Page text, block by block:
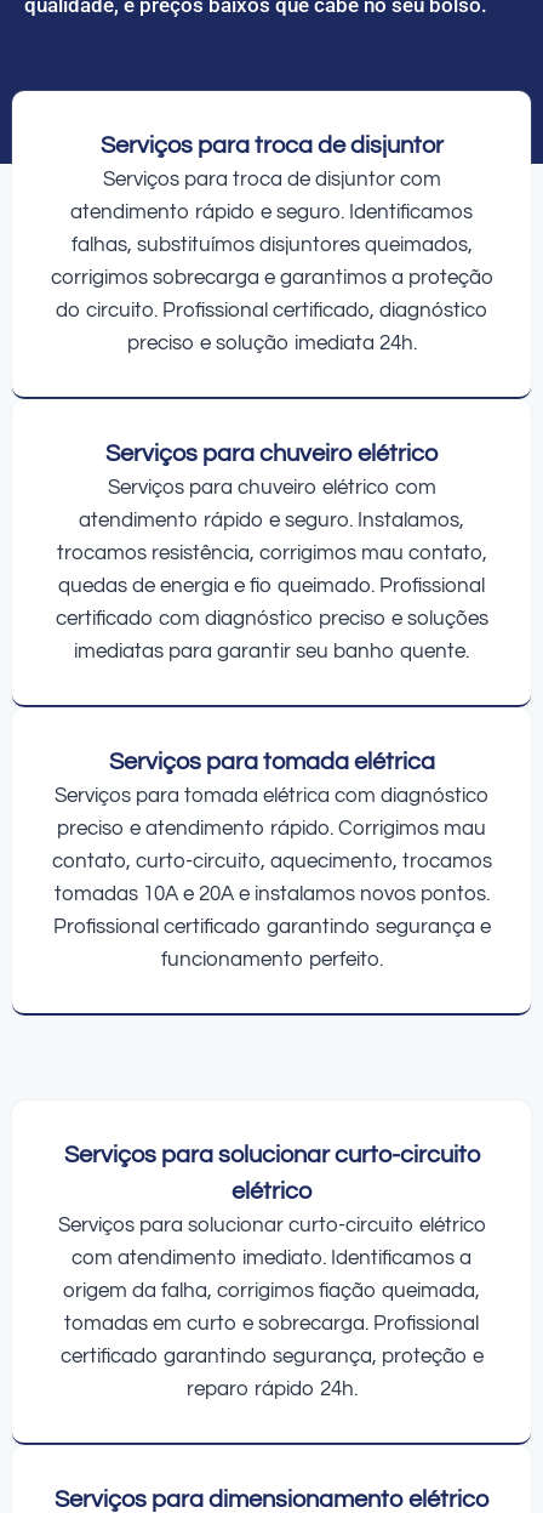
Serviços para troca de disjuntor
Serviços para troca de disjuntor com
atendimento rápido e seguro. Identificamos
falhas, substituímos disjuntores queimados,
corrigimos sobrecarga e garantimos a proteção
do circuito. Profissional certificado, diagnóstico
preciso e solução imediata 24h.
Serviços para chuveiro elétrico
Serviços para chuveiro elétrico com
atendimento rápido e seguro. Instalamos,
trocamos resistência, corrigimos mau contato,
quedas de energia e fio queimado. Profissional
certificado com diagnóstico preciso e soluções
imediatas para garantir seu banho quente.
Serviços para tomada elétrica
Serviços para tomada elétrica com diagnóstico
preciso e atendimento rápido. Corrigimos mau
contato, curto-circuito, aquecimento, trocamos
tomadas 10A e 20A e instalamos novos pontos.
Profissional certificado garantindo segurança e
funcionamento perfeito.
Serviços para solucionar curto-circuito
elétrico
Serviços para solucionar curto-circuito elétrico
com atendimento imediato. Identificamos a
origem da falha, corrigimos fiação queimada,
tomadas em curto e sobrecarga. Profissional
certificado garantindo segurança, proteção e
reparo rápido 24h.
Serviços para dimensionamento elétrico